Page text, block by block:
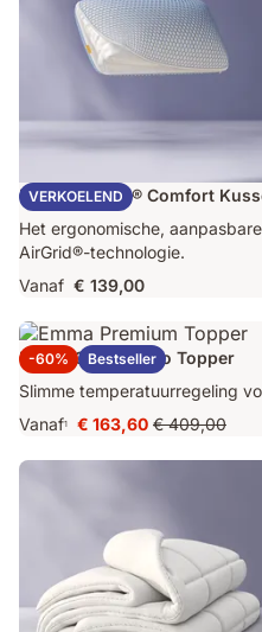
VERKOELEND
Emma AirGrid® Comfort
Het ergonomische,
AirGrid®-technologie.
Vanaf € 139,00
-60% Bestseller
Emma Original Pro Topper
Slimme temperatuurregeling
Vanaf1
Prijs
€ 163,60
€ 163,60 Oorspronkelijke
prijs
€ 409,00